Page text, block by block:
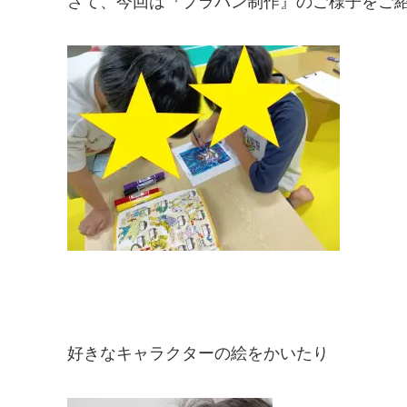
好きなキャラクターの絵をかいたり